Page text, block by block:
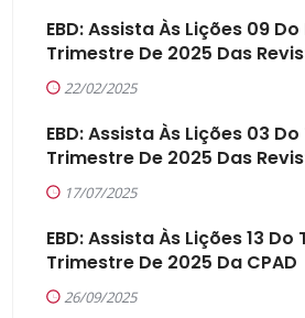
EBD: Assista Às Lições 09
Trimestre De 2025 Das
22/02/2025
EBD: Assista Às Lições 03
Trimestre De 2025 Das
17/07/2025
EBD: Assista Às Lições 13 Do
Trimestre De 2025 Da CPAD
26/09/2025